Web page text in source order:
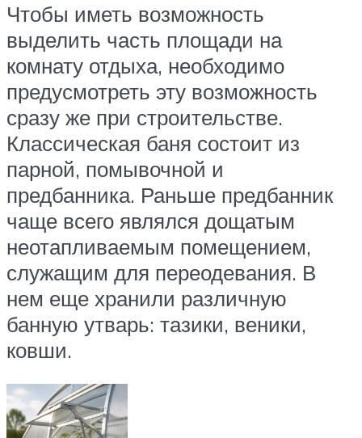
Чтобы иметь возможность
выделить часть площади на
комнату отдыха, необходимо
предусмотреть эту возможность
сразу же при строительстве.
Классическая баня состоит из
парной, помывочной и
предбанника. Раньше предбанник
чаще всего являлся дощатым
неотапливаемым помещением,
служащим для переодевания. В
нем еще хранили различную
банную утварь: тазики, веники,
ковши.